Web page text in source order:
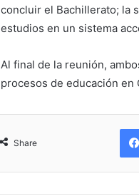
concluir el Bachillerato; la
estudios en un sistema
Al final de la reunión,
procesos de educación en
Share